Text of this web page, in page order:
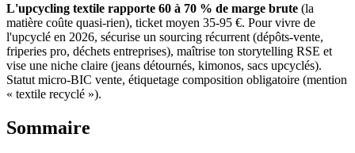
L'upcycling textile rapporte 60 à 70 % de marge brute (la
matière coûte quasi-rien), ticket moyen 35-95 €. Pour vivre de
l'upcyclé en 2026, sécurise un sourcing récurrent (dépôts-vente,
friperies pro, déchets entreprises), maîtrise ton storytelling RSE et
vise une niche claire (jeans détournés, kimonos, sacs upcyclés).
Statut micro-BIC vente, étiquetage composition obligatoire (mention
« textile recyclé »).
Sommaire